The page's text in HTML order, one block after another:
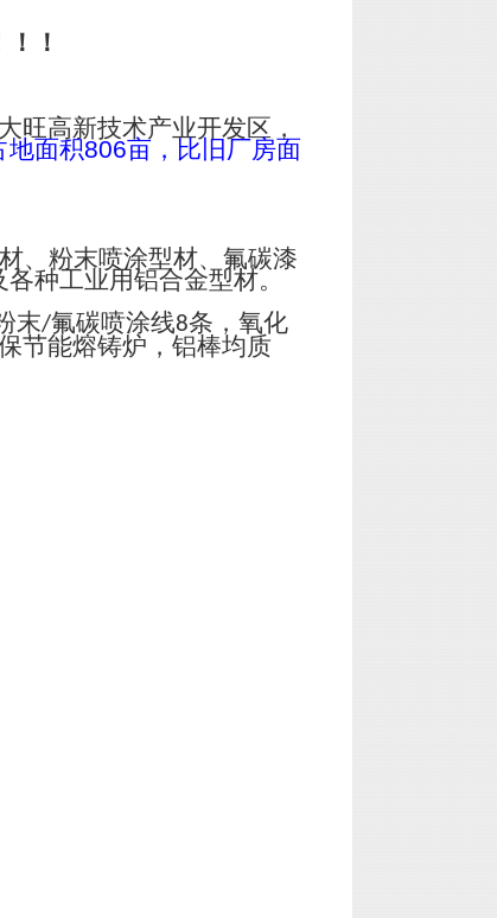
！
旺高新技术产业开发区，
地面积806亩，比旧厂房面
、粉末喷涂型材、氟碳漆
种工业用铝合金型材。
末/氟碳喷涂线8条，氧化
节能熔铸炉，铝棒均质